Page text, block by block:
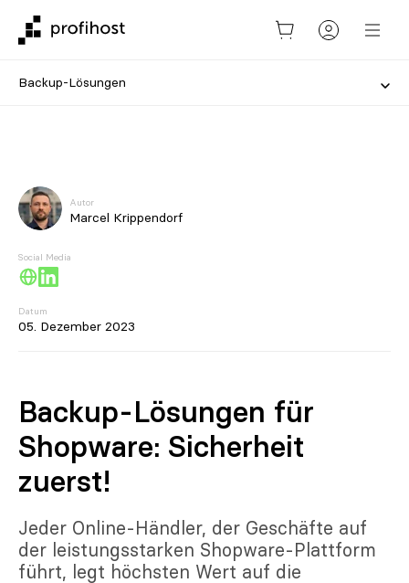
Backup-Lösungen
Autor
Marcel Krippendorf
Social Media
Datum
05. Dezember 2023
Backup-Lösungen für
Shopware: Sicherheit
zuerst!
Jeder Online-Händler, der Geschäfte auf
der leistungsstarken Shopware-Plattform
führt, legt höchsten Wert auf die